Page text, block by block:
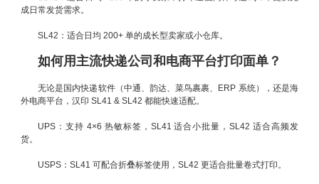
成日常发货需求。
SL42：适合日均 200+ 单的成长型卖家或小仓库。
如何用主流快递公司和电商平台打印面单？
无论是国内快递软件（中通、韵达、菜鸟裹裹、ERP 系统），还是海
外电商平台，汉印 SL41 & SL42 都能快速适配。
UPS：支持 4×6 热敏标签，SL41 适合小批量，SL42 适合高频发
货。
USPS：SL41 可配合折叠标签使用，SL42 更适合批量卷式打印。